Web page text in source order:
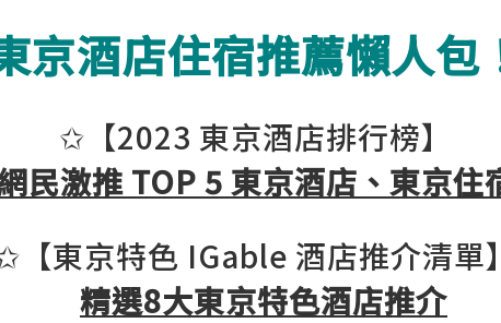
京酒店住宿推薦懶人包
✩【2023 東京酒店排行榜】
民激推 TOP 5 東京酒店、東京住
【東京特色 IGable 酒店推介清單】
精選8大東京特色酒店推介